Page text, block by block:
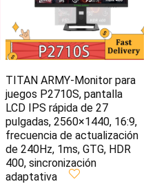
TITAN ARMY-Monitor para
juegos P2710S, pantalla
LCD IPS rápida de 27
pulgadas, 2560×1440, 16:9,
frecuencia de actualización
de 240Hz, 1ms, GTG, HDR
400, sincronización
adaptativa